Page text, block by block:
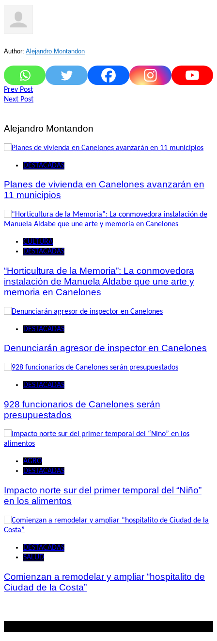
Author: Alejandro Montandon
Navegación
de
Prev Post
Next Post
Alejandro Montandon
DESTACADAS
Planes de vivienda en Canelones avanzarán en
11 municipios
CULTURA
DESTACADAS
“Horticultura de la Memoria”: La conmovedora
instalación de Manuela Aldabe que une arte y
memoria en Canelones
DESTACADAS
Denunciarán agresor de inspector en Canelones
DESTACADAS
928 funcionarios de Canelones serán
presupuestados
AGRO
DESTACADAS
Impacto norte sur del primer temporal del “Niño”
en los alimentos
DESTACADAS
SALUD
Comienzan a remodelar y ampliar “hospitalito de
Ciudad de la Costa”